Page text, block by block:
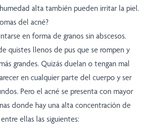
alta también pueden irritar la piel.
del acné?
en forma de granos sin abscesos.
quistes llenos de pus que se rompen y
grandes. Quizás duelan o tengan mal
en cualquier parte del cuerpo y ser
Pero el acné se presenta con mayor
donde hay una alta concentración de
ellas las siguientes: